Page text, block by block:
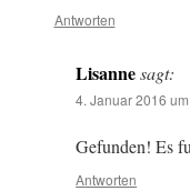
Antworten
Lisannesagt:
4. Januar 2016
Gefunden! Es
Antworten